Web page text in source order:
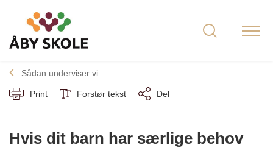
Sådan underviser vi
Print Forstør tekst Del
Hvis dit barn har særlige behov